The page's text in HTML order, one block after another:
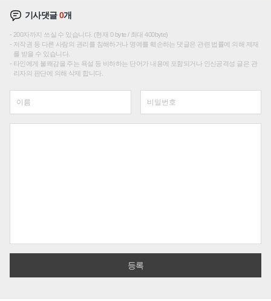
기사댓글0개
200자까지 쓰실 수 있습니다. (현재 0 byte / 최대 400byte)
저작권 등 다른 사람의 권리를 침해하거나 명예를 훼손하는 댓글은 관련 법률에 의해 제재
를 받을 수 있습니다.
타인에게 불쾌감을 주는 욕설 등 비하하는 단어가 내용에 포함되거나 인신공격성 글은 관
리자의 판단에 의해 삭제 합니다.